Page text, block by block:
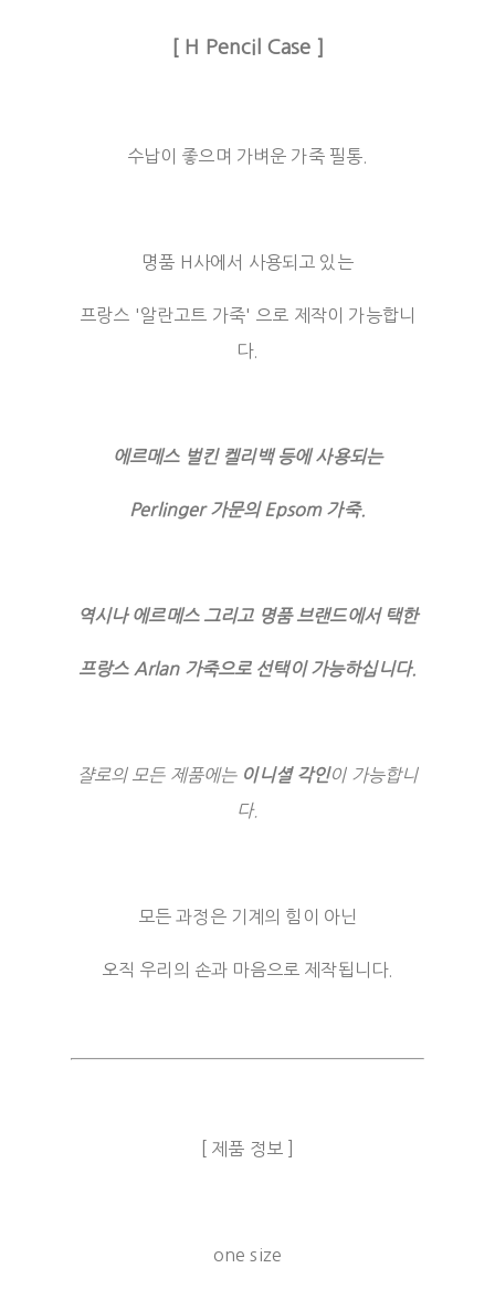
[ H Pencil Case ]
수납이 좋으며 가벼운 가죽 필통.
명품 H사에서 사용되고 있는
프랑스 '알란고트 가죽' 으로 제작이 가능합니
다.
에르메스 벌킨 켈리백 등에 사용되는
Perlinger 가문의 Epsom 가죽.
역시나 에르메스 그리고 명품 브랜드에서 택한
프랑스 Arlan 가죽으로 선택이 가능하십니다.
쟐로의 모든 제품에는 이니셜 각인이 가능합니
다.
모든 과정은 기계의 힘이 아닌
오직 우리의 손과 마음으로 제작됩니다.
[ 제품 정보 ]
one size